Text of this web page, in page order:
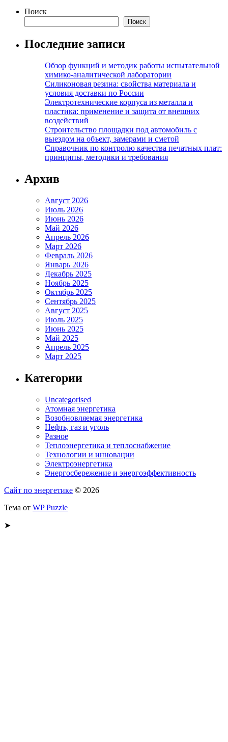
Поиск
Поиск
Последние записи
Обзор функций и методик работы испытательной
химико-аналитической лаборатории
Силиконовая резина: свойства материала и
условия доставки по России
Электротехнические корпуса из металла и
пластика: применение и защита от внешних
воздействий
Строительство площадки под автомобиль с
выездом на объект, замерами и сметой
Справочник по контролю качества печатных плат:
принципы, методики и требования
Архив
Август 2026
Июль 2026
Июнь 2026
Май 2026
Апрель 2026
Март 2026
Февраль 2026
Январь 2026
Декабрь 2025
Ноябрь 2025
Октябрь 2025
Сентябрь 2025
Август 2025
Июль 2025
Июнь 2025
Май 2025
Апрель 2025
Март 2025
Категории
Uncategorised
Атомная энергетика
Возобновляемая энергетика
Нефть, газ и уголь
Разное
Теплоэнергетика и теплоснабжение
Технологии и инновации
Электроэнергетика
Энергосбережение и энергоэффективность
Сайт по энергетике © 2026
Тема от WP Puzzle
➤